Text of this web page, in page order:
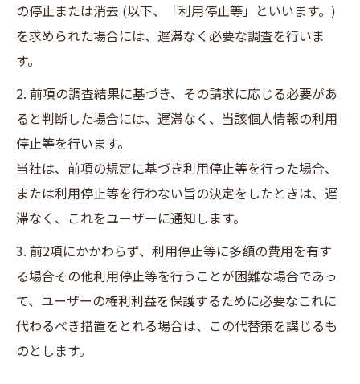
の停止または消去 (以下、「利用停止等」といいます。)
を求められた場合には、遅滞なく必要な調査を行いま
す。
2. 前項の調査結果に基づき、その請求に応じる必要があ
ると判断した場合には、遅滞なく、当該個人情報の利用
停止等を行います。
当社は、前項の規定に基づき利用停止等を行った場合、
または利用停止等を行わない旨の決定をしたときは、遅
滞なく、これをユーザーに通知します。
3. 前2項にかかわらず、利用停止等に多額の費用を有す
る場合その他利用停止等を行うことが困難な場合であっ
て、ユーザーの権利利益を保護するために必要なこれに
代わるべき措置をとれる場合は、この代替策を講じるも
のとします。